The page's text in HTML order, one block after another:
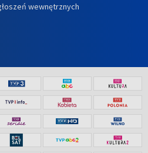
wewnętrznych